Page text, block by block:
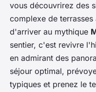
vous découvrirez des
complexe de
d'arriver au mythique
sentier, c'est revivre
en admirant des
séjour optimal,
typiques et prenez le